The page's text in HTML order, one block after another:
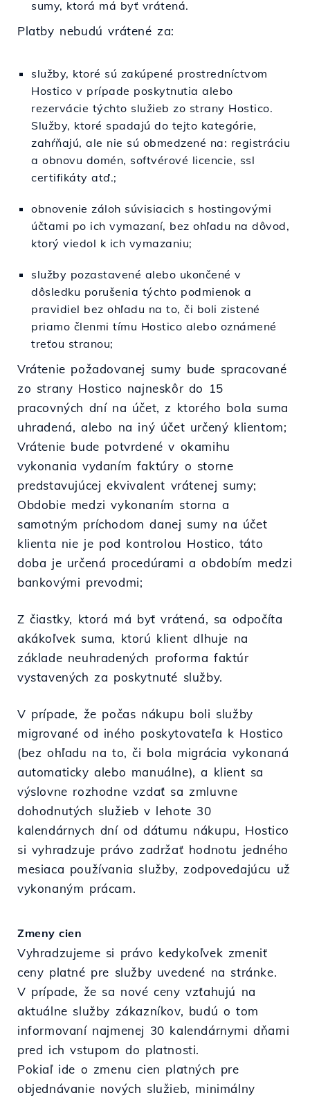
sumy, ktorá má byť vrátená.
Platby nebudú vrátené za:
služby, ktoré sú zakúpené prostredníctvom
Hostico v prípade poskytnutia alebo
rezervácie týchto služieb zo strany Hostico.
Služby, ktoré spadajú do tejto kategórie,
zahŕňajú, ale nie sú obmedzené na: registráciu
a obnovu domén, softvérové licencie, ssl
certifikáty atď.;
obnovenie záloh súvisiacich s hostingovými
účtami po ich vymazaní, bez ohľadu na dôvod,
ktorý viedol k ich vymazaniu;
služby pozastavené alebo ukončené v
dôsledku porušenia týchto podmienok a
pravidiel bez ohľadu na to, či boli zistené
priamo členmi tímu Hostico alebo oznámené
treťou stranou;
Vrátenie požadovanej sumy bude spracované
zo strany Hostico najneskôr do 15
pracovných dní na účet, z ktorého bola suma
uhradená, alebo na iný účet určený klientom;
Vrátenie bude potvrdené v okamihu
vykonania vydaním faktúry o storne
predstavujúcej ekvivalent vrátenej sumy;
Obdobie medzi vykonaním storna a
samotným príchodom danej sumy na účet
klienta nie je pod kontrolou Hostico, táto
doba je určená procedúrami a obdobím medzi
bankovými prevodmi;
Z čiastky, ktorá má byť vrátená, sa odpočíta
akákoľvek suma, ktorú klient dlhuje na
základe neuhradených proforma faktúr
vystavených za poskytnuté služby.
V prípade, že počas nákupu boli služby
migrované od iného poskytovateľa k Hostico
(bez ohľadu na to, či bola migrácia vykonaná
automaticky alebo manuálne), a klient sa
výslovne rozhodne vzdať sa zmluvne
dohodnutých služieb v lehote 30
kalendárnych dní od dátumu nákupu, Hostico
si vyhradzuje právo zadržať hodnotu jedného
mesiaca používania služby, zodpovedajúcu už
vykonaným prácam.
Zmeny cien
Vyhradzujeme si právo kedykoľvek zmeniť
ceny platné pre služby uvedené na stránke.
V prípade, že sa nové ceny vzťahujú na
aktuálne služby zákazníkov, budú o tom
informovaní najmenej 30 kalendárnymi dňami
pred ich vstupom do platnosti.
Pokiaľ ide o zmenu cien platných pre
objednávanie nových služieb, minimálny